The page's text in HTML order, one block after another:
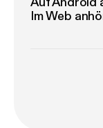
Im Web